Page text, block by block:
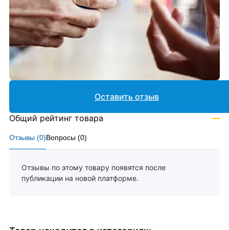
Отзывы (0)Вопросы (0)
Отзывы по этому товару появятся после
публикации на новой платформе.
Оставить отзыв
Общий рейтинг товара —